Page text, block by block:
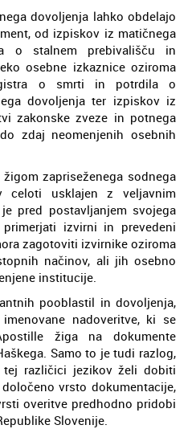
dovoljenja lahko obdelajo
od izpiskov iz matičnega
o stalnem prebivališču in
osebne izkaznice oziroma
o smrti in potrdila o
dovoljenja ter izpiskov iz
zakonske zveze in potnega
zdaj neomenjenih osebnih
zapriseženega sodnega
usklajen z veljavnim
pred postavljanjem svojega
izvirni in prevedeni
zagotoviti izvirnike oziroma
načinov, ali jih osebno
institucije.
pooblastil in dovoljenja,
nadoveritve, ki se
žiga na dokumente
Samo to je tudi razlog,
različici jezikov želi dobiti
vrsto dokumentacije,
overitve predhodno pridobi
Slovenije.